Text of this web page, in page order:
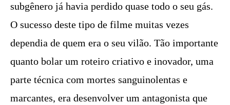
subgênero já havia perdido quase todo o seu gás.
O sucesso deste tipo de filme muitas vezes
dependia de quem era o seu vilão. Tão importante
quanto bolar um roteiro criativo e inovador, uma
parte técnica com mortes sanguinolentas e
marcantes, era desenvolver um antagonista que